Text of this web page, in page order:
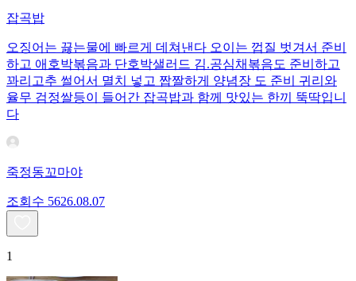
잡곡밥
오징어는 끓는물에 빠르게 데쳐낸다 오이는 껍질 벗겨서 준비
하고 애호박볶음과 단호박샐러드 김.공심채볶음도 준비하고
꽈리고추 썰어서 멸치 넣고 짭짤하게 양념장 도 준비 귀리와
율무 검정쌀등이 들어간 잡곡밥과 함께 맛있는 한끼 뚝딱입니
다
죽정동꼬마야
조회수 5626.08.07
1